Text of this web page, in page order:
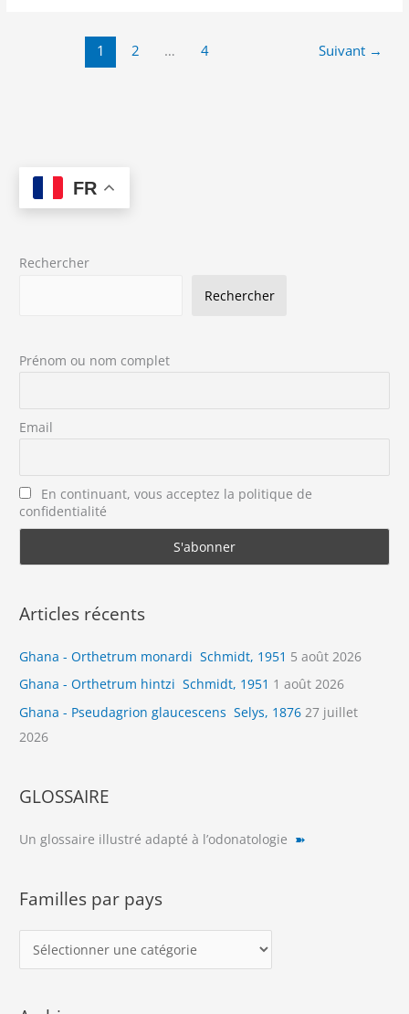
1 2 … 4 Suivant →
FR
Rechercher
Rechercher
Prénom ou nom complet
Email
En continuant, vous acceptez la politique de
confidentialité
Articles récents
Ghana - Orthetrum monardi Schmidt, 1951 5 août 2026
Ghana - Orthetrum hintzi Schmidt, 1951 1 août 2026
Ghana - Pseudagrion glaucescens Selys, 1876 27 juillet
2026
GLOSSAIRE
Un glossaire illustré adapté à l’odonatologie ➽
Familles par pays
a